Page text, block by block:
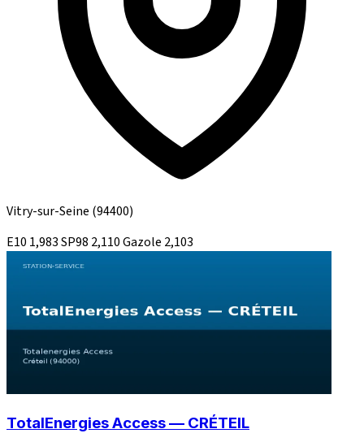
Vitry-sur-Seine (94400)
E10 1,983SP98 2,110Gazole 2,103
TotalEnergies Access — CRÉTEIL